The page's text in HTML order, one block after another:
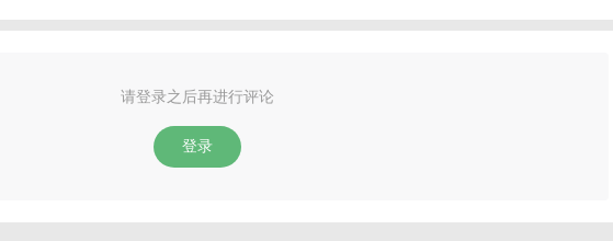
请登录之后再进行评论
登录